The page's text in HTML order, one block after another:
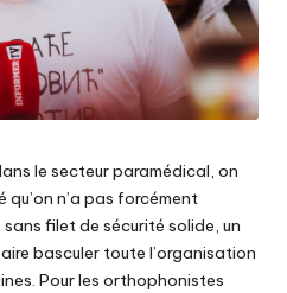
le secteur paramédical, on
n’a pas forcément
filet de sécurité solide, un
basculer toute l’organisation
Pour les orthophonistes